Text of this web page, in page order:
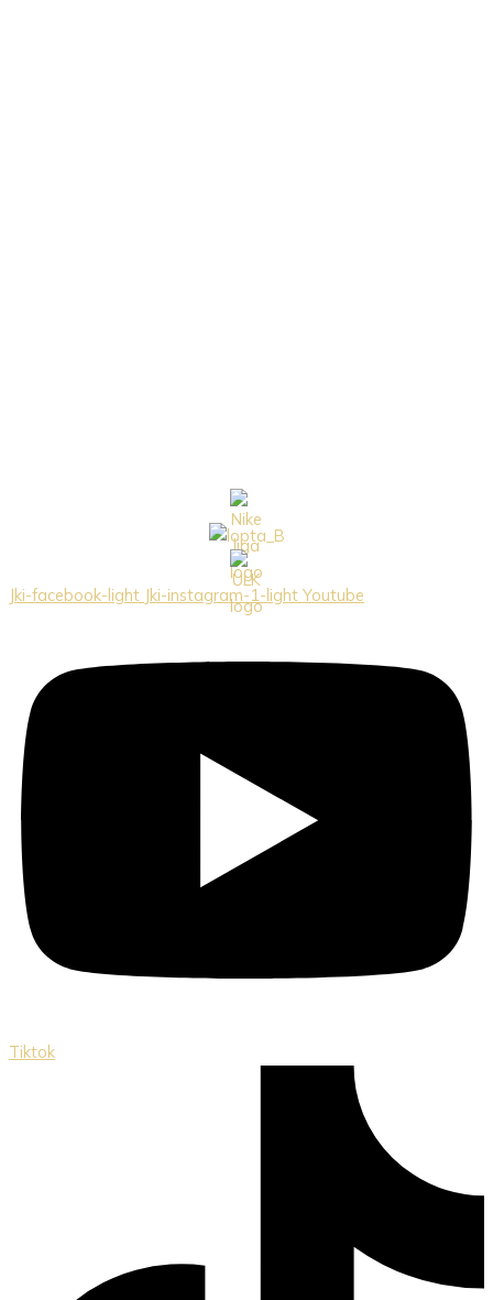
Jki-facebook-light Jki-instagram-1-light Youtube
Tiktok